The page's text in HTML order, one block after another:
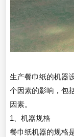
生产餐巾纸的机器
个因素的影响，包
因素。
1、机器规格
餐巾纸机器的规格